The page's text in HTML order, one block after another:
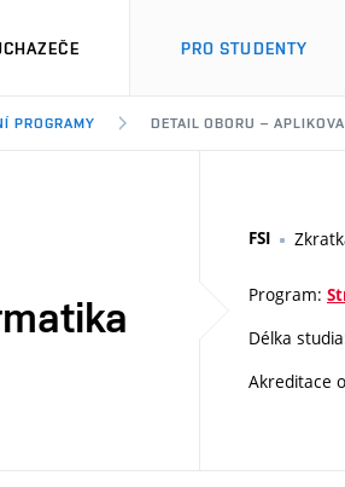
PRO STUDENTY
PROGRAMY DETAIL OBORU –
FSI
Program:
Délka
Akreditace